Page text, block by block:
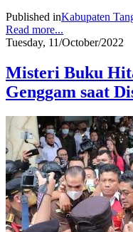
Published inKabupaten
Read more...
Tuesday, 11/October/2022
Misteri Buku
Genggam saat